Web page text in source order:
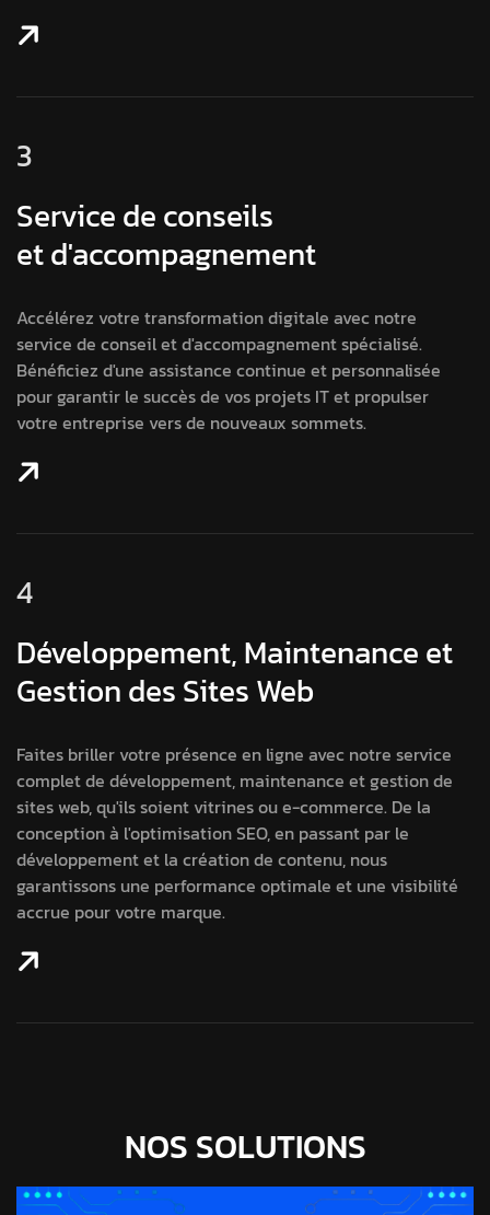
3
Service de conseils
et d'accompagnement
Accélérez votre transformation digitale avec notre
service de conseil et d'accompagnement spécialisé.
Bénéficiez d'une assistance continue et personnalisée
pour garantir le succès de vos projets IT et propulser
votre entreprise vers de nouveaux sommets.
4
Développement, Maintenance et
Gestion des Sites Web
Faites briller votre présence en ligne avec notre service
complet de développement, maintenance et gestion de
sites web, qu'ils soient vitrines ou e-commerce. De la
conception à l'optimisation SEO, en passant par le
développement et la création de contenu, nous
garantissons une performance optimale et une visibilité
accrue pour votre marque.
NOS SOLUTIONS